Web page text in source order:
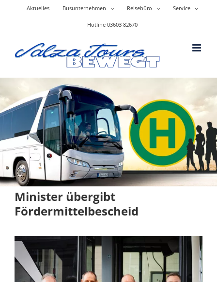
Aktuelles Busunternehmen Reisebüro Service
Hotline 03603 82670
Minister übergibt
Fördermittelbescheid
Zeige
grösseres
Bild